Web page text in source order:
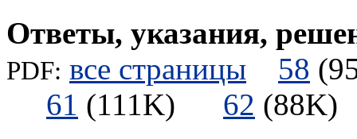
Ответы, указания,
PDF: все страницы 58
61 (111K) 62